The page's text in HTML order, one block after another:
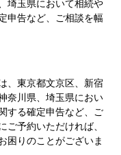
埼玉県において相続や
申告など、ご相談を幅
、東京都文京区、新宿
奈川県、埼玉県におい
する確定申告など、ご
ご予約いただければ、
困りのことがございま